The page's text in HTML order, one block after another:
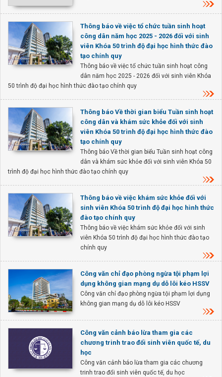
Thông báo về việc tổ chức tuần sinh hoạt
công dân năm học 2025 - 2026 đối với sinh
viên Khóa 50 trình độ đại học hình thức đào
tạo chính quy
Thông báo về việc tổ chức tuần sinh hoạt công
dân năm học 2025 - 2026 đối với sinh viên Khóa
50 trình độ đại học hình thức đào tạo chính quy
Thông báo Về thời gian biểu Tuần sinh hoạt
công dân và khám sức khỏe đối với sinh
viên Khóa 50 trình độ đại học hình thức đào
tạo chính quy
Thông báo Về thời gian biểu Tuần sinh hoạt công
dân và khám sức khỏe đối với sinh viên Khóa 50
trình độ đại học hình thức đào tạo chính quy
Thông báo về việc khám sức khỏe đối với
sinh viên Khóa 50 trình độ đại học hình thức
đào tạo chính quy
Thông báo về việc khám sức khỏe đối với sinh
viên Khóa 50 trình độ đại học hình thức đào tạo
chính quy
Công văn chỉ đạo phòng ngừa tội phạm lợi
dụng không gian mạng dụ dỗ lôi kéo HSSV
Công văn chỉ đạo phòng ngừa tội phạm lợi dụng
không gian mạng dụ dỗ lôi kéo HSSV
Công văn cảnh báo lừa tham gia các
chương trinh trao đổi sinh viên quốc tế, du
học
Công văn cảnh báo lừa tham gia các chương
trinh trao đổi sinh viên quốc tế, du học